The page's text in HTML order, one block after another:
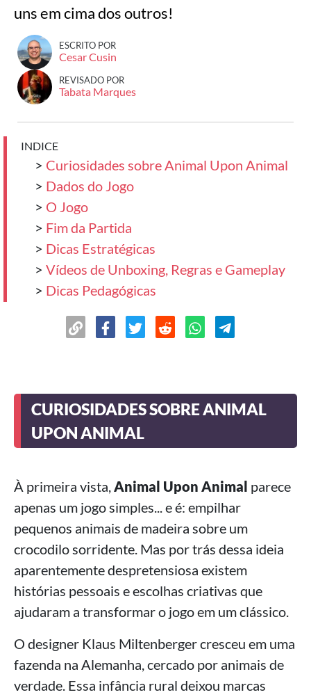
uns em cima dos outros!
ESCRITO POR
Cesar Cusin
REVISADO POR
Tabata Marques
INDICE
> Curiosidades sobre Animal Upon Animal
> Dados do Jogo
> O Jogo
> Fim da Partida
> Dicas Estratégicas
> Vídeos de Unboxing, Regras e Gameplay
> Dicas Pedagógicas
CURIOSIDADES SOBRE ANIMAL
UPON ANIMAL
À primeira vista,Animal Upon Animal parece
apenas um jogo simples... e é: empilhar
pequenos animais de madeira sobre um
crocodilo sorridente. Mas por trás dessa ideia
aparentemente despretensiosa existem
histórias pessoais e escolhas criativas que
ajudaram a transformar o jogo em um clássico.
O designer Klaus Miltenberger cresceu em uma
fazenda na Alemanha, cercado por animais de
verdade. Essa infância rural deixou marcas